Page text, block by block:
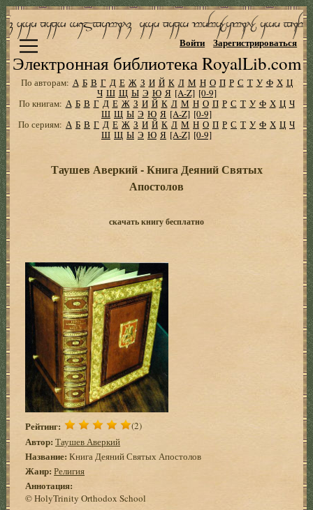
Электронная библиотека RoyalLib.com
Войти Зарегистрироваться
По авторам: А Б В Г Д Е Ж З И Й К Л М Н О П Р С Т У Ф Х Ц
Ч Ш Щ Ы Э Ю Я [A-Z] [0-9]
По книгам: А Б В Г Д Е Ж З И Й К Л М Н О П Р С Т У Ф Х Ц Ч
Ш Щ Ы Э Ю Я [A-Z] [0-9]
По сериям: А Б В Г Д Е Ж З И Й К Л М Н О П Р С Т У Ф Х Ц Ч
Ш Щ Ы Э Ю Я [A-Z] [0-9]
Таушев Аверкий - Книга Деяний Святых
Апостолов
скачать книгу бесплатно
Рейтинг: (2)
Автор: Таушев Аверкий
Название: Книга Деяний Святых Апостолов
Жанр: Религия
Аннотация:
© HolyTrinity Orthodox School